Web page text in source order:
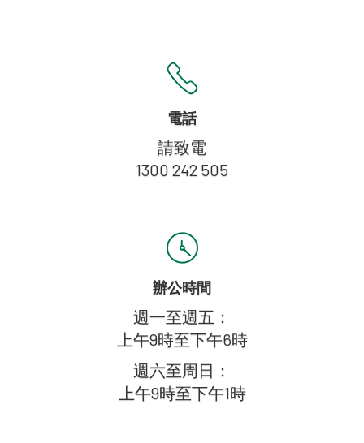
電話
請致電
1300 242 505
辦公時間
週一至週五：
上午9時至下午6時
週六至周日：
上午9時至下午1時